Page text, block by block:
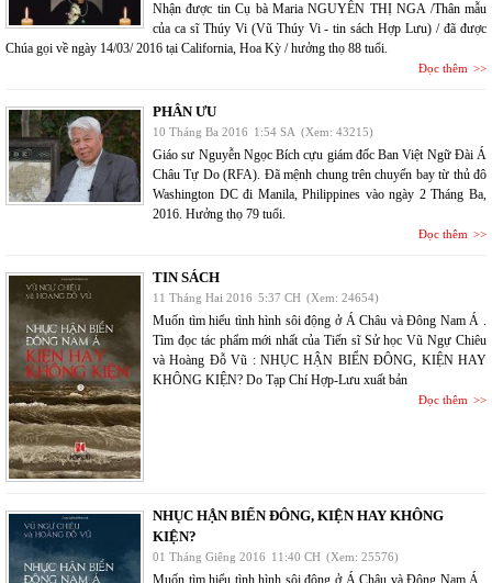
Nhận được tin Cụ bà Maria NGUYỄN THỊ NGA /Thân mẫu
của ca sĩ Thúy Vi (Vũ Thúy Vi - tin sách Hợp Lưu) / đã được
Chúa gọi về ngày 14/03/ 2016 tại California, Hoa Kỳ / hưởng thọ 88 tuổi.
Đọc thêm
PHÂN ƯU
10 Tháng Ba 2016 1:54 SA (Xem: 43215)
Giáo sư Nguyễn Ngọc Bích cựu giám đốc Ban Việt Ngữ Đài Á
Châu Tự Do (RFA). Đã mệnh chung trên chuyến bay từ thủ đô
Washington DC đi Manila, Philippines vào ngày 2 Tháng Ba,
2016. Hưởng thọ 79 tuổi.
Đọc thêm
TIN SÁCH
11 Tháng Hai 2016 5:37 CH (Xem: 24654)
Muốn tìm hiểu tình hình sôi động ở Á Châu và Đông Nam Á .
Tìm đọc tác phẩm mới nhất của Tiến sĩ Sử học Vũ Ngự Chiêu
và Hoàng Đỗ Vũ : NHỤC HẬN BIỂN ĐÔNG, KIỆN HAY
KHÔNG KIỆN? Do Tạp Chí Hợp-Lưu xuất bản
Đọc thêm
NHỤC HẬN BIỂN ĐÔNG, KIỆN HAY KHÔNG
KIỆN?
01 Tháng Giêng 2016 11:40 CH (Xem: 25576)
Muốn tìm hiểu tình hình sôi động ở Á Châu và Đông Nam Á .